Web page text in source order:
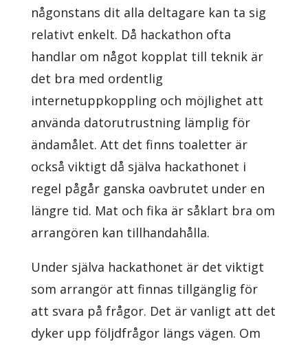
någonstans dit alla deltagare kan ta sig
relativt enkelt. Då hackathon ofta
handlar om något kopplat till teknik är
det bra med ordentlig
internetuppkoppling och möjlighet att
använda datorutrustning lämplig för
ändamålet. Att det finns toaletter är
också viktigt då själva hackathonet i
regel pågår ganska oavbrutet under en
längre tid. Mat och fika är såklart bra om
arrangören kan tillhandahålla.
Under själva hackathonet är det viktigt
som arrangör att finnas tillgänglig för
att svara på frågor. Det är vanligt att det
dyker upp följdfrågor längs vägen. Om